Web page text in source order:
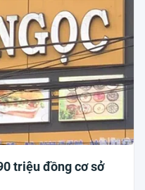
triệu đồng cơ sở